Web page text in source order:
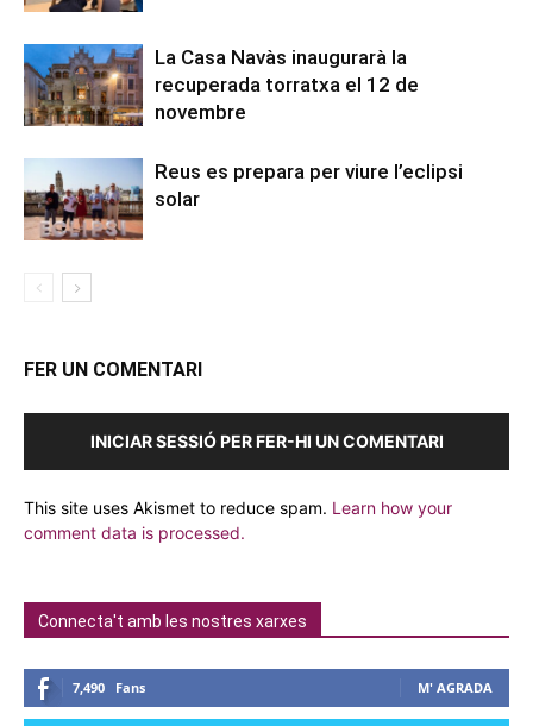
La Casa Navàs inaugurarà la
recuperada torratxa el 12 de
novembre
Reus es prepara per viure l’eclipsi
solar
FER UN COMENTARI
INICIAR SESSIÓ PER FER-HI UN COMENTARI
This site uses Akismet to reduce spam. Learn how your
comment data is processed.
Connecta't amb les nostres xarxes
7,490 Fans M' AGRADA